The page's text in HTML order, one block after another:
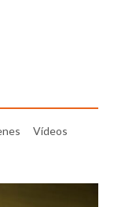
Vídeos